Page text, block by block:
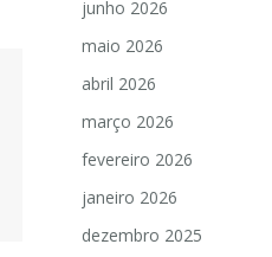
junho 2026
maio 2026
abril 2026
março 2026
fevereiro 2026
janeiro 2026
dezembro 2025